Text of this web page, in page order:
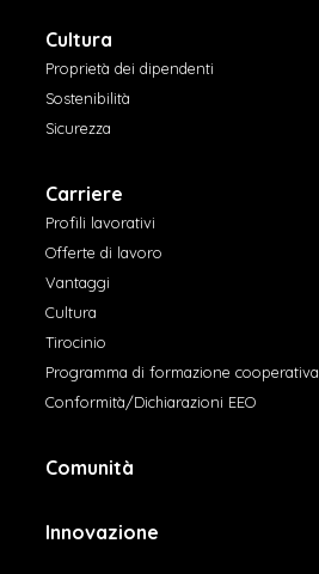
Cultura
Proprietà dei dipendenti
Sostenibilità
Sicurezza
Carriere
Profili lavorativi
Offerte di lavoro
Vantaggi
Cultura
Tirocinio
Programma di formazione cooperativa
Conformità/Dichiarazioni EEO
Comunità
Innovazione